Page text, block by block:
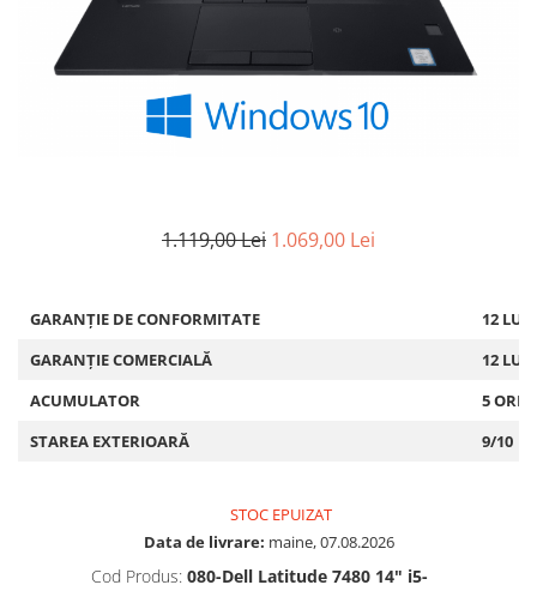
1.119,00 Lei 1.069,00 Lei
GARANȚIE DE CONFORMITATE
12
GARANȚIE COMERCIALĂ
12
ACUMULATOR
5 ORE
STAREA EXTERIOARĂ
9/10
STOC EPUIZAT
Data de livrare: maine, 07.08.2026
Cod Produs: 080-Dell Latitude 7480 14" i5-